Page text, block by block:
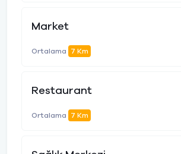
Market
Ortalama 7 Km
Restaurant
Ortalama 7 Km